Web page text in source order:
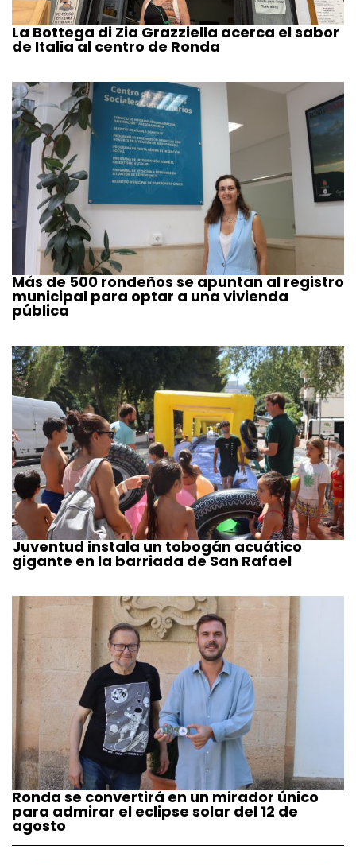
La Bottega di Zia Grazziella acerca el sabor
de Italia al centro de Ronda
Más de 500 rondeños se apuntan al registro
municipal para optar a una vivienda
pública
Juventud instala un tobogán acuático
gigante en la barriada de San Rafael
Ronda se convertirá en un mirador único
para admirar el eclipse solar del 12 de
agosto